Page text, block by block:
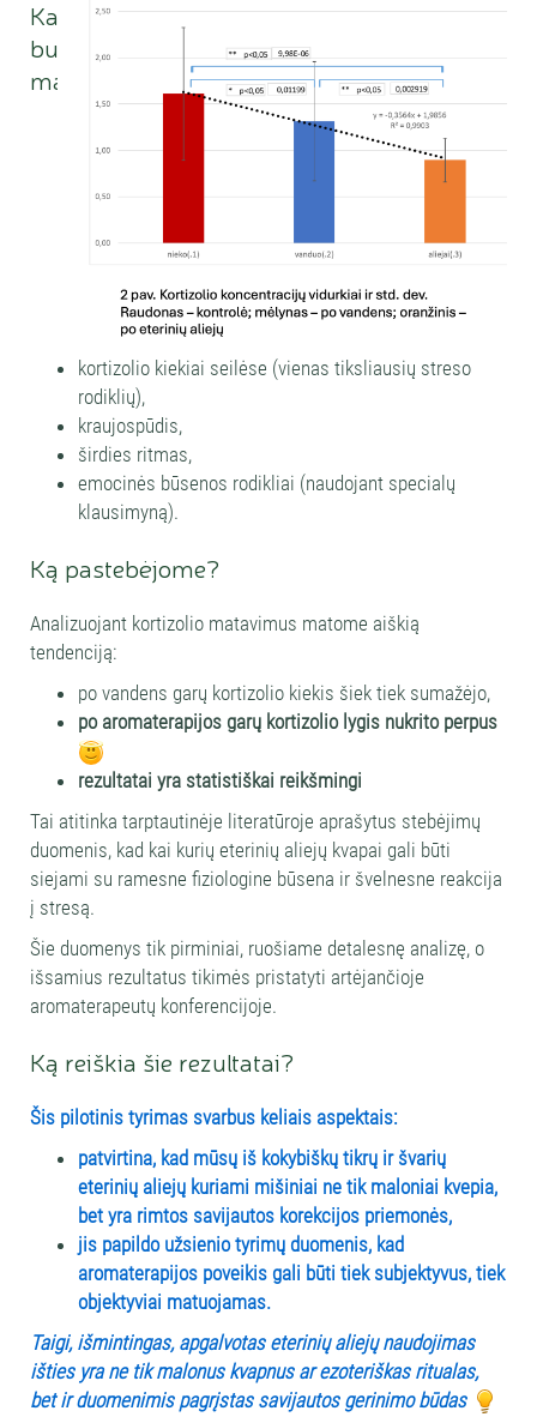
Kas
buvo
matuojama:
kortizolio kiekiai seilėse (vienas tiksliausių streso
rodiklių),
kraujospūdis,
širdies ritmas,
emocinės būsenos rodikliai (naudojant specialų
klausimyną).
Ką pastebėjome?
Analizuojant kortizolio matavimus matome aiškią
tendenciją:
po vandens garų kortizolio kiekis šiek tiek sumažėjo,
po aromaterapijos garų kortizolio lygis nukrito perpus
rezultatai yra statistiškai reikšmingi
Tai atitinka tarptautinėje literatūroje aprašytus stebėjimų
duomenis, kad kai kurių eterinių aliejų kvapai gali būti
siejami su ramesne fiziologine būsena ir švelnesne reakcija
į stresą.
Šie duomenys tik pirminiai, ruošiame detalesnę analizę, o
išsamius rezultatus tikimės pristatyti artėjančioje
aromaterapeutų konferencijoje.
Ką reiškia šie rezultatai?
Šis pilotinis tyrimas svarbus keliais aspektais:
patvirtina, kad mūsų iš kokybiškų tikrų ir švarių
eterinių aliejų kuriami mišiniai ne tik maloniai kvepia,
bet yra rimtos savijautos korekcijos priemonės,
jis papildo užsienio tyrimų duomenis, kad
aromaterapijos poveikis gali būti tiek subjektyvus, tiek
objektyviai matuojamas.
Taigi, išmintingas, apgalvotas eterinių aliejų naudojimas
išties yra ne tik malonus kvapnus ar ezoteriškas ritualas,
bet ir duomenimis pagrįstas savijautos gerinimo būdas